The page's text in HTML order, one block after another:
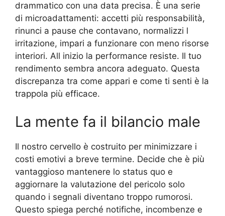
drammatico con una data precisa. È una serie
di microadattamenti: accetti più responsabilità,
rinunci a pause che contavano, normalizzi l
irritazione, impari a funzionare con meno risorse
interiori. All inizio la performance resiste. Il tuo
rendimento sembra ancora adeguato. Questa
discrepanza tra come appari e come ti senti è la
trappola più efficace.
La mente fa il bilancio male
Il nostro cervello è costruito per minimizzare i
costi emotivi a breve termine. Decide che è più
vantaggioso mantenere lo status quo e
aggiornare la valutazione del pericolo solo
quando i segnali diventano troppo rumorosi.
Questo spiega perché notifiche, incombenze e